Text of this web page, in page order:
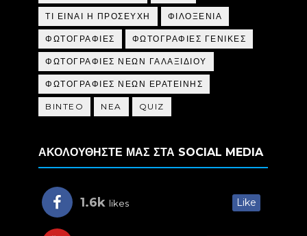
ΤΙ ΕΙΝΑΙ Η ΠΡΟΣΕΥΧΗ ΦΙΛΟΞΕΝΙΑ
ΦΩΤΟΓΡΑΦΙΕΣ ΦΩΤΟΓΡΑΦΙΕΣ ΓΕΝΙΚΕΣ
ΦΩΤΟΓΡΑΦΙΕΣ ΝΕΩΝ ΓΑΛΑΞΙΔΙΟΥ
ΦΩΤΟΓΡΑΦΙΕΣ ΝΕΩΝ ΕΡΑΤΕΙΝΗΣ
BINTEO NEA QUIZ
ΑΚΟΛΟΥΘΗΣΤΕ ΜΑΣ ΣΤΑ SOCIAL MEDIA
1.6k likes Like